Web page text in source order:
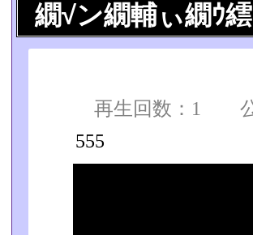
繝√ン繝輔ぃ繝ｳ
再生回数：1 公
555